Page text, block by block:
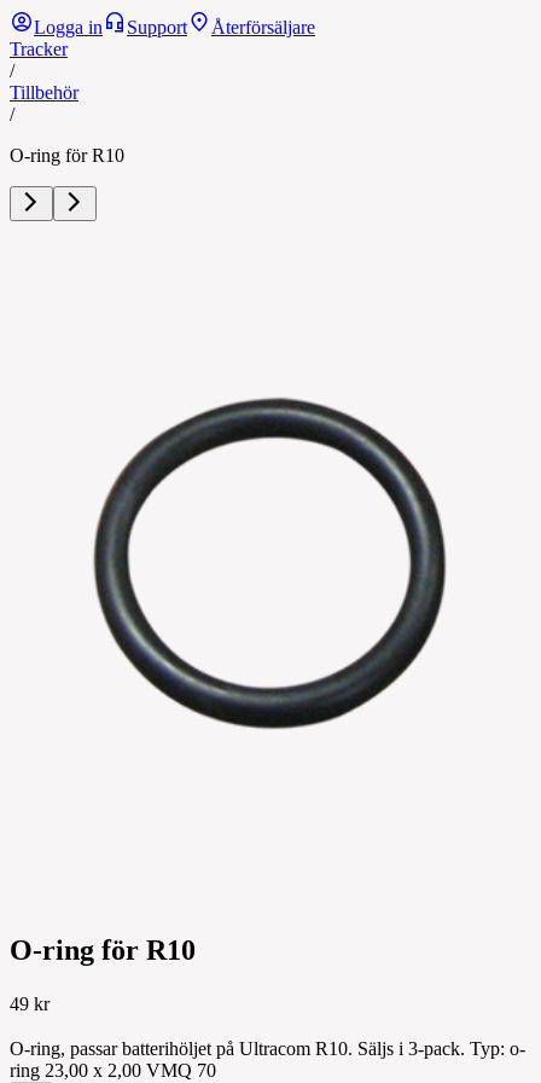
Logga in Support
Återförsäljare
Tracker
/
Tillbehör
/
O-ring för R10
O-ring för R10
49 kr
O-ring, passar batterihöljet på Ultracom R10. Säljs i 3-pack. Typ: o-
ring 23,00 x 2,00 VMQ 70